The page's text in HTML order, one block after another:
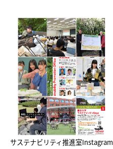
サステナビリティ推進室Instagram